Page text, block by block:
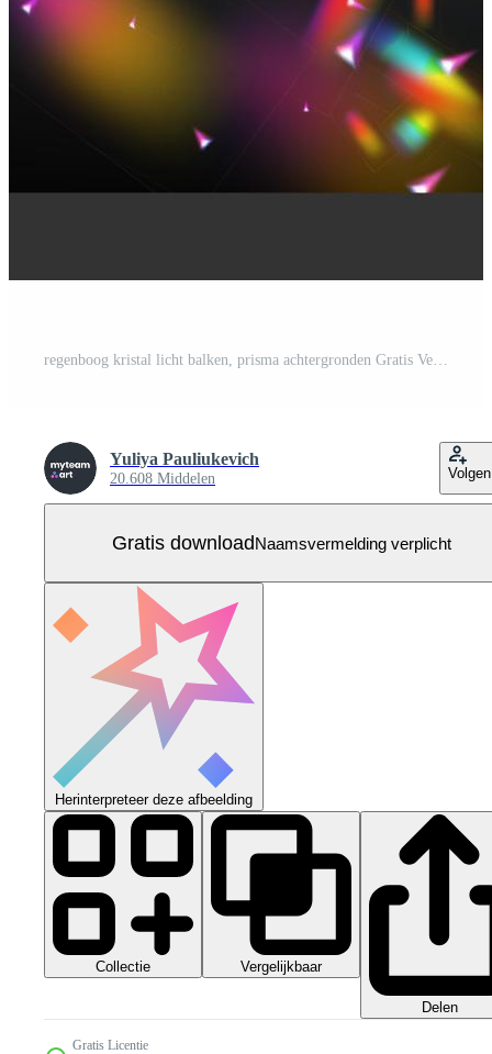
regenboog kristal licht balken, prisma achtergronden Gratis Vector
Yuliya Pauliukevich
20.608 Middelen Volgen
Gratis downloadNaamsvermelding verplicht
Herinterpreteer deze afbeelding
Collectie Vergelijkbaar
Delen
Gratis Licentie